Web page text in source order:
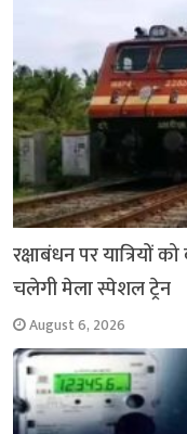
रक्षाबंधन पर यात्रियों
चलेगी मेला स्पेशल ट्रेन
August 6, 2026